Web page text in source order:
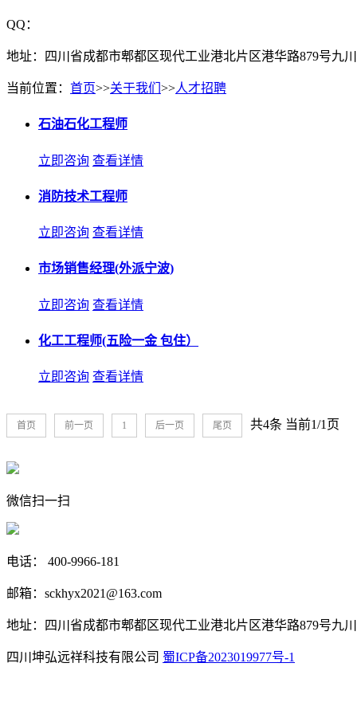
QQ：
地址：四川省成都市郫都区现代工业港北片区港华路879号九
当前位置： 首页>>关于我们 >>人才招聘
石油石化工程师
立即咨询 查看详情
消防技术工程师
立即咨询 查看详情
市场销售经理(外派宁波)
立即咨询 查看详情
化工工程师(五险一金 包住）
立即咨询 查看详情
共4条 当前1/1页
首页 前一页 1 后一页 尾页
微信扫一扫
电话： 400-9966-181
邮箱：sckhyx2021@163.com
地址：四川省成都市郫都区现代工业港北片区港华路879号九
四川坤弘远祥科技有限公司 蜀ICP备2023019977号-1